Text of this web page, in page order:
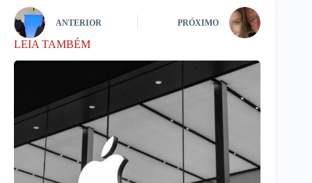
ANTERIOR PRÓXIMO
LEIA TAMBÉM